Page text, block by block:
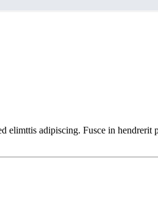
elimttis adipiscing. Fusce in